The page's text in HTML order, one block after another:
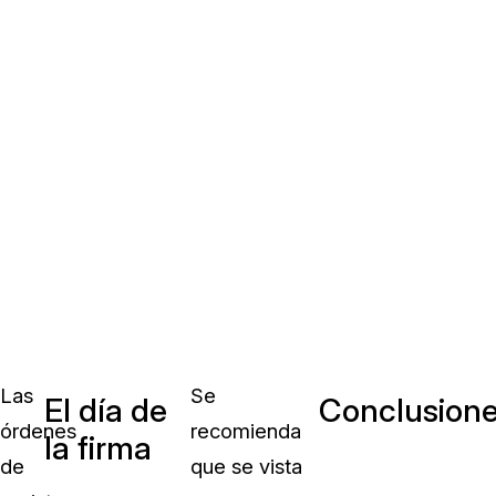
Las
órdenes
de
El día de
la firma
Se
recomienda
que se vista